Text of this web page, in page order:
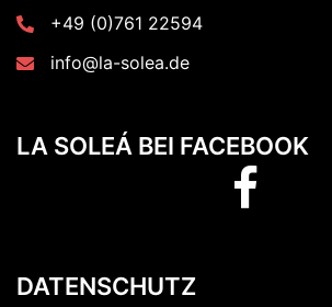
+49 (0)761 22594
info@la-solea.de
LA SOLEÁ BEI FACEBOOK
DATENSCHUTZ